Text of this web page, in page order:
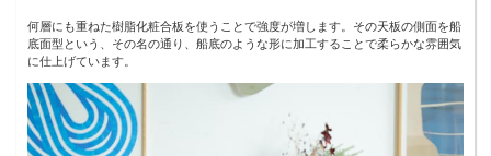
何層にも重ねた樹脂化粧合板を使うことで強度が増します。その天板の側面を船
底面型という、その名の通り、船底のような形に加工することで柔らかな雰囲気
に仕上げています。